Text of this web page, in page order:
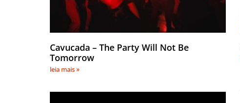
Cavucada – The Party Will Not Be
Tomorrow
leia mais »